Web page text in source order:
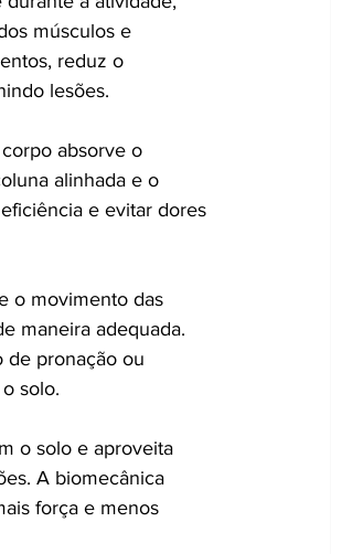
músculos e
reduz o
lesões.
absorve o
alinhada e o
e evitar dores
o movimento das
maneira adequada.
de pronação ou
solo.
o solo e aproveita
A biomecânica
força e menos